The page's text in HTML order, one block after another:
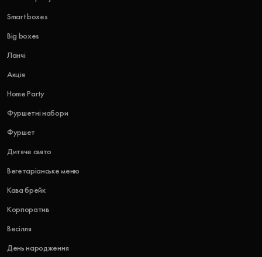
Smart boxes
Big boxes
Ланчі
Акція
Home Party
Фуршетні набори
Фуршет
Дитяче свято
Вегетаріанське меню
Кава брейк
Корпоратив
Весілля
День народження